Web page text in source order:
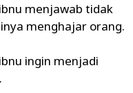
menjawab tidak
menghajar orang.
ingin menjadi